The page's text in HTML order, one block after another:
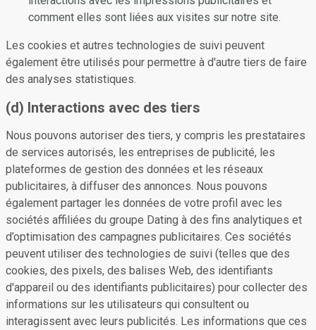
comment elles sont liées aux visites sur notre site.
Les cookies et autres technologies de suivi peuvent
également être utilisés pour permettre à d'autre tiers de faire
des analyses statistiques.
(d) Interactions avec des tiers
Nous pouvons autoriser des tiers, y compris les prestataires
de services autorisés, les entreprises de publicité, les
plateformes de gestion des données et les réseaux
publicitaires, à diffuser des annonces. Nous pouvons
également partager les données de votre profil avec les
sociétés affiliées du groupe Dating à des fins analytiques et
d’optimisation des campagnes publicitaires. Ces sociétés
peuvent utiliser des technologies de suivi (telles que des
cookies, des pixels, des balises Web, des identifiants
d'appareil ou des identifiants publicitaires) pour collecter des
informations sur les utilisateurs qui consultent ou
interagissent avec leurs publicités. Les informations que ces